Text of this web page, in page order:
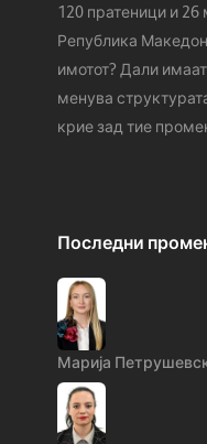
120 пратеници и 26
Република
имотот? Дали
менува
крие зад тие
Последни
Марија